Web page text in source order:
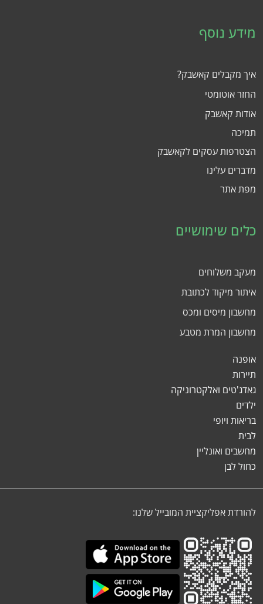
מידע נוסף
איך מקבלים קאשבק?
החזר אוטומטי
אודות קאשבק
תמיכה
הצטרפות עסקים לקאשבק
מדברים עלינו
מפת אתר
כלים שימושיים
מעקב משלוחים
איתור מיקוד לכתובת
מחשבון מיסים ומכס
מחשבון המרת מטבע
אופנה
תיירות
גאדג'טים ואלקטרוניקה
ילדים
בריאות ויופי
לבית
מחשבים ואונליין
כחול לבן
להורדת אפליקציית המובייל שלנו: